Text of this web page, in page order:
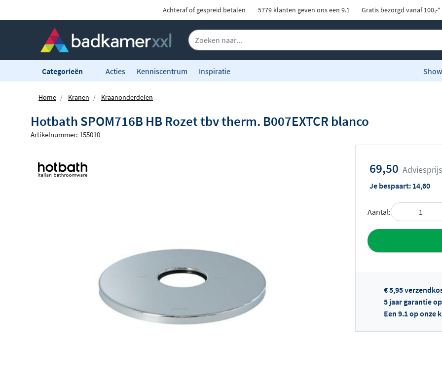
Achteraf of gespreid betalen 5779 klanten geven ons een 9.1 Gratis bezorgd vanaf 100,-*
Categorieën Acties Kenniscentrum Inspiratie
Home Kranen Kraanonderdelen
Hotbath SPOM716B HB Rozet tbv therm. B007EXTCR blanco
Artikelnummer: 155010
69,50 Adviesprijs
Je bespaart: 14,60
Aantal:
Toevoegen
€ 5,95
5 jaar garantie
Een 9.1 op onze